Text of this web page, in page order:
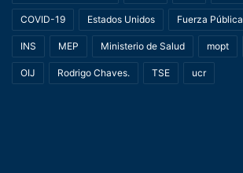
COVID-19 Estados Unidos Fuerza Pública
INS MEP Ministerio de Salud mopt
OIJ Rodrigo Chaves. TSE ucr